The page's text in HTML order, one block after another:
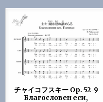
チャイコフスキー Op. 52-9
Благословен еси,